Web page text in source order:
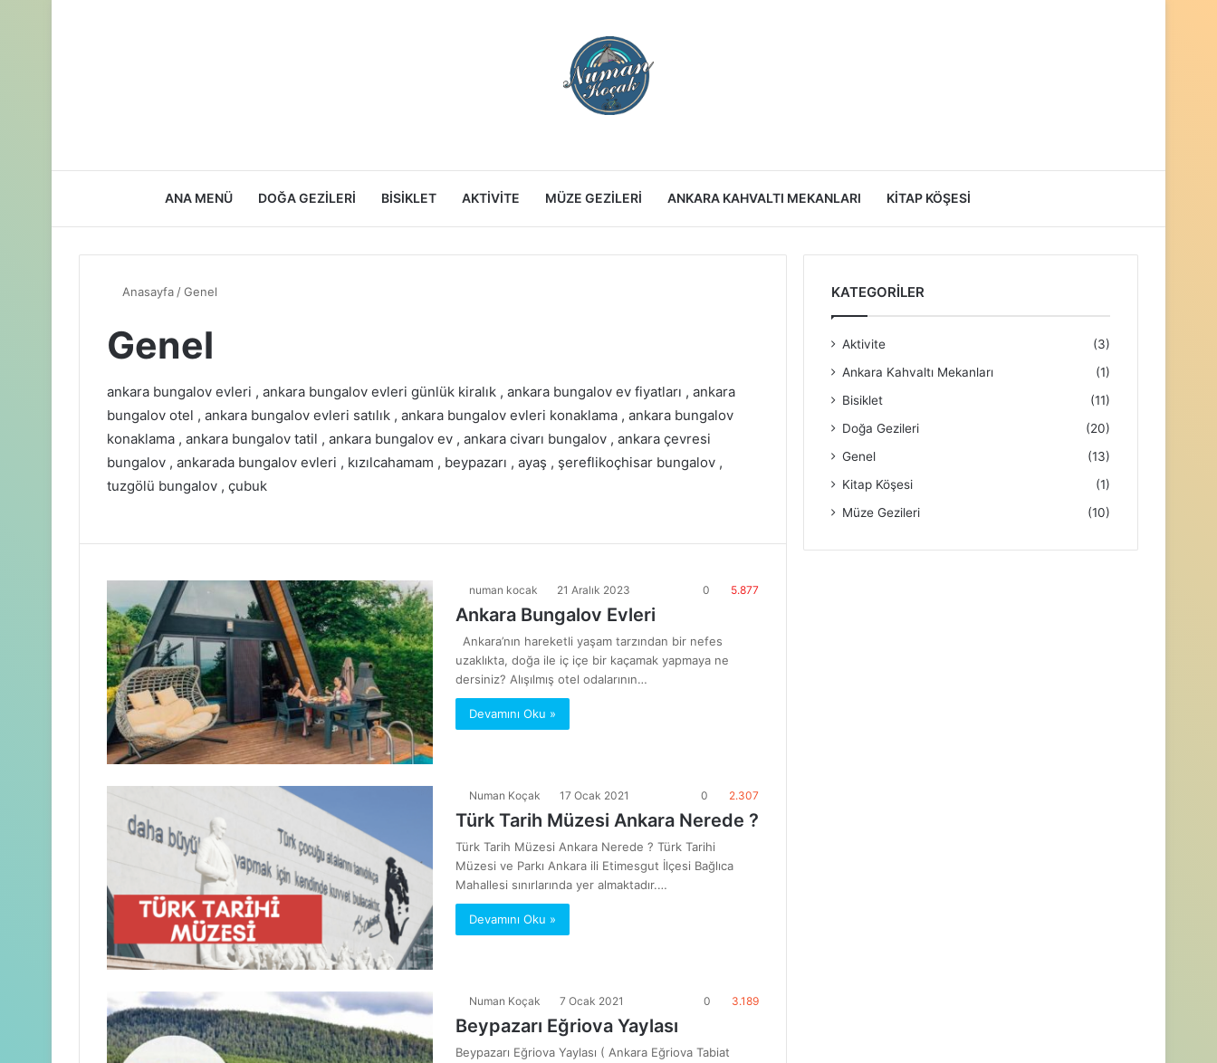
ANA MENÜ DOĞA GEZILERI BISIKLET AKTIVITE MÜZE GEZILERI ANKARA KAHVALTI MEKANLARI KITAP KÖŞESI
yap
Bölmesi
Anasayfa /Genel
Genel
ankara bungalov evleri , ankara bungalov evleri günlük kiralık , ankara bungalov ev fiyatları , ankara
bungalov otel , ankara bungalov evleri satılık , ankara bungalov evleri konaklama , ankara bungalov
konaklama , ankara bungalov tatil , ankara bungalov ev , ankara civarı bungalov , ankara çevresi
bungalov , ankarada bungalov evleri , kızılcahamam , beypazarı , ayaş , şereflikoçhisar bungalov ,
tuzgölü bungalov , çubuk
numan kocak 21 Aralık 2023 0 5.877
Ankara Bungalov Evleri
Ankara’nın hareketli yaşam tarzından bir nefes
uzaklıkta, doğa ile iç içe bir kaçamak yapmaya ne
dersiniz? Alışılmış otel odalarının…
Devamını Oku »
Numan Koçak 17 Ocak 2021 0 2.307
Türk Tarih Müzesi Ankara Nerede ?
Türk Tarih Müzesi Ankara Nerede ? Türk Tarihi
Müzesi ve Parkı Ankara ili Etimesgut İlçesi Bağlıca
Mahallesi sınırlarında yer almaktadır.…
Devamını Oku »
Numan Koçak 7 Ocak 2021 0 3.189
Beypazarı Eğriova Yaylası
Beypazarı Eğriova Yaylası ( Ankara Eğriova Tabiat
KATEGORILER
Aktivite
(3)
Ankara Kahvaltı Mekanları
(1)
Bisiklet
(11)
Doğa Gezileri
(20)
Genel
(13)
Kitap Köşesi
(1)
Müze Gezileri
(10)